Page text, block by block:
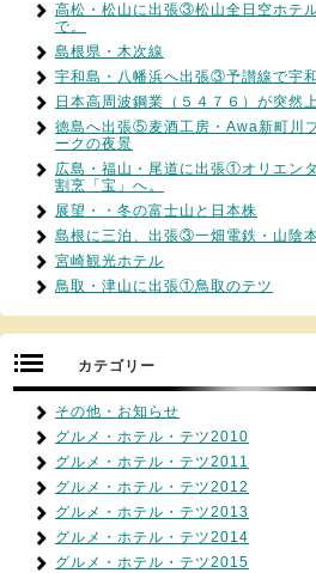
高松・松山に出張③松山全日空ホテ
で。
島根県・木次線
宇和島・八幡浜へ出張③予讃線で宇
日本高周波鋼業（５４７６）が突然上
徳島へ出張⑤麦酒工房・Awa新町川
ークの夜景
広島・福山・尾道に出張①オリエン
割烹「宝」へ。
展望・・冬の富士山と日本株
島根に三泊、出張③一畑電鉄・山陰
宮崎観光ホテル
鳥取・津山に出張①鳥取のテツ
カテゴリー
その他・お知らせ
グルメ・ホテル・テツ2010
グルメ・ホテル・テツ2011
グルメ・ホテル・テツ2012
グルメ・ホテル・テツ2013
グルメ・ホテル・テツ2014
グルメ・ホテル・テツ2015